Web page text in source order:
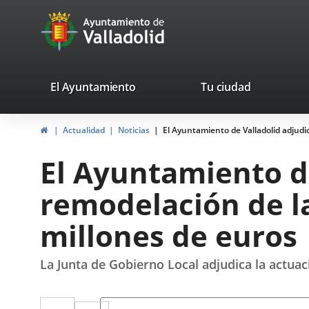
Portal
Web
Ayuntamiento
de
valladolid.es
El Ayuntamiento Tu ciudad
InicioActualidad Noticias El Ayuntamiento de Valladolid
El Ayuntamiento
remodelación de
millones de euros
La Junta de Gobierno Local adjudica la